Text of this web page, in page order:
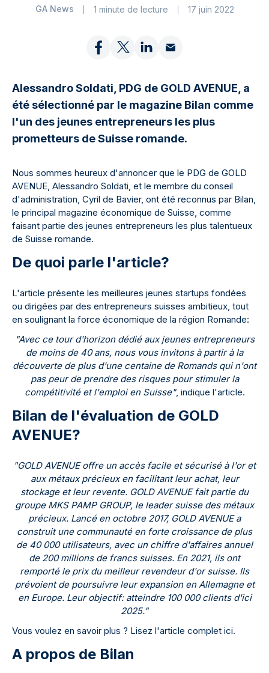
GA News 1 minute de lecture 17 juin 2022
Alessandro Soldati, PDG de GOLD AVENUE, a
été sélectionné par le magazine Bilan comme
l'un des jeunes entrepreneurs les plus
prometteurs de Suisse romande.
Nous sommes heureux d'annoncer que le PDG de GOLD
AVENUE, Alessandro Soldati, et le membre du conseil
d'administration, Cyril de Bavier, ont été reconnus par Bilan,
le principal magazine économique de Suisse, comme
faisant partie des jeunes entrepreneurs les plus talentueux
de Suisse romande.
De quoi parle l'article?
L'article présente les meilleures jeunes startups fondées
ou dirigées par des entrepreneurs suisses ambitieux, tout
en soulignant la force économique de la région Romande:
"Avec ce tour d'horizon dédié aux jeunes entrepreneurs
de moins de 40 ans, nous vous invitons à partir à la
découverte de plus d'une centaine de Romands qui n'ont
pas peur de prendre des risques pour stimuler la
compétitivité et l'emploi en Suisse", indique l'article.
Bilan de l'évaluation de GOLD
AVENUE?
"GOLD AVENUE offre un accès facile et sécurisé à l'or et
aux métaux précieux en facilitant leur achat, leur
stockage et leur revente. GOLD AVENUE fait partie du
groupe MKS PAMP GROUP, le leader suisse des métaux
précieux. Lancé en octobre 2017, GOLD AVENUE a
construit une communauté en forte croissance de plus
de 40 000 utilisateurs, avec un chiffre d'affaires annuel
de 200 millions de francs suisses. En 2021, ils ont
remporté le prix du meilleur revendeur d'or suisse. Ils
prévoient de poursuivre leur expansion en Allemagne et
en Europe. Leur objectif: atteindre 100 000 clients d'ici
2025."
Vous voulez en savoir plus ? Lisez l'article complet ici.
A propos de Bilan